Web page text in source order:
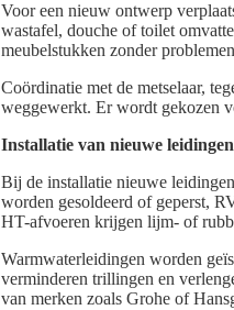
Voor een nieuw ontwerp
wastafel, douche of toilet
meubelstukken zonder
Coördinatie met de metselaar,
weggewerkt. Er wordt gekozen
Installatie van nieuwe
Bij de installatie nieuwe
worden gesoldeerd of geperst,
HT-afvoeren krijgen lijm- of
Warmwaterleidingen worden
verminderen trillingen en
van merken zoals Grohe of